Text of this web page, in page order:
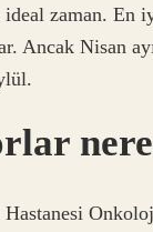
zaman. En
Ancak Nisan